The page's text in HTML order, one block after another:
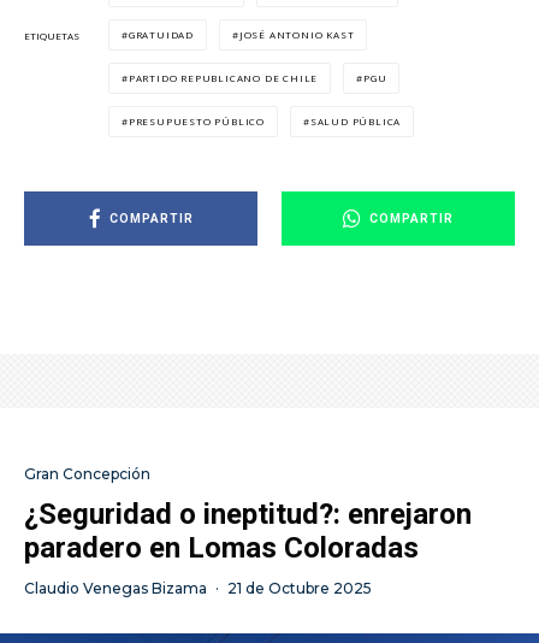
ETIQUETAS GRATUIDAD JOSÉ ANTONIO KAST
PARTIDO REPUBLICANO DE CHILE PGU
PRESUPUESTO PÚBLICO SALUD PÚBLICA
COMPARTIR COMPARTIR
Gran Concepción
¿Seguridad o ineptitud?: enrejaron
paradero en Lomas Coloradas
Claudio Venegas Bizama · 21 de Octubre 2025